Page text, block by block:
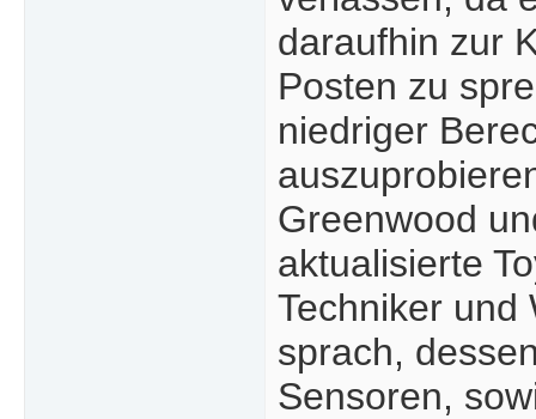
daraufhin zur
Posten zu
niedriger
Greenwood
aktualisierte
Techniker und
sprach,
Sensoren,